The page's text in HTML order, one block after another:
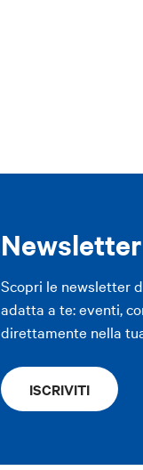
Newsletter
Scopri le newsletter
adatta a te: eventi,
direttamente nella
ISCRIVITI